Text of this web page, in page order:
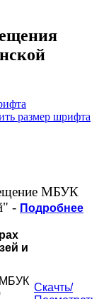
размер шрифта
МБУК
- Подробнее
и
МБУК
Скачть/